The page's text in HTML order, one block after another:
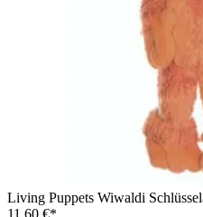
Living Puppets Wiwaldi